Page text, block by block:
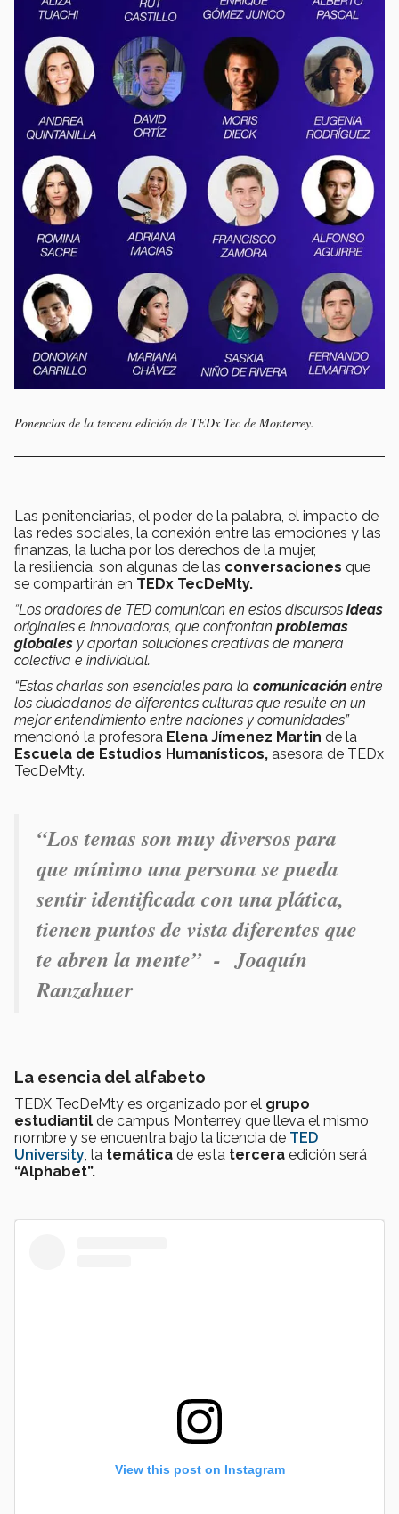
Ponencias de la tercera edición de TEDx Tec de Monterrey.
Las penitenciarias, el poder de la palabra, el impacto de
las redes sociales, la conexión entre las emociones y las
finanzas, la lucha por los derechos de la mujer,
la resiliencia, son algunas de las conversaciones que
se compartirán en TEDx TecDeMty.
“Los oradores de TED comunican en estos discursos ideas
originales e innovadoras, que confrontan problemas
globales y aportan soluciones creativas de manera
colectiva e individual.
“Estas charlas son esenciales para la comunicación entre
los ciudadanos de diferentes culturas que resulte en un
mejor entendimiento entre naciones y comunidades”
mencionó la profesora Elena Jímenez Martin de la
Escuela de Estudios Humanísticos, asesora de TEDx
TecDeMty.
“Los temas son muy diversos para
que mínimo una persona se pueda
sentir identificada con una plática,
tienen puntos de vista diferentes que
te abren la mente” - Joaquín
Ranzahuer
La esencia del alfabeto
TEDX TecDeMty es organizado por el grupo
estudiantil de campus Monterrey que lleva el mismo
nombre y se encuentra bajo la licencia de TED
University , la temática de esta tercera edición será
“Alphabet”.
View this post on Instagram